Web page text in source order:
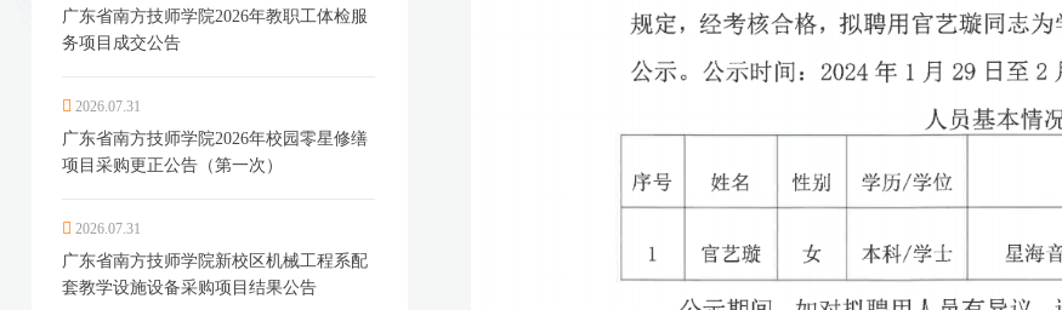
广东省南方技师学院2026年教职工体检服
务项目成交公告
2026.07.31
广东省南方技师学院2026年校园零星修缮
项目采购更正公告（第一次）
2026.07.31
广东省南方技师学院新校区机械工程系配
套教学设施设备采购项目结果公告